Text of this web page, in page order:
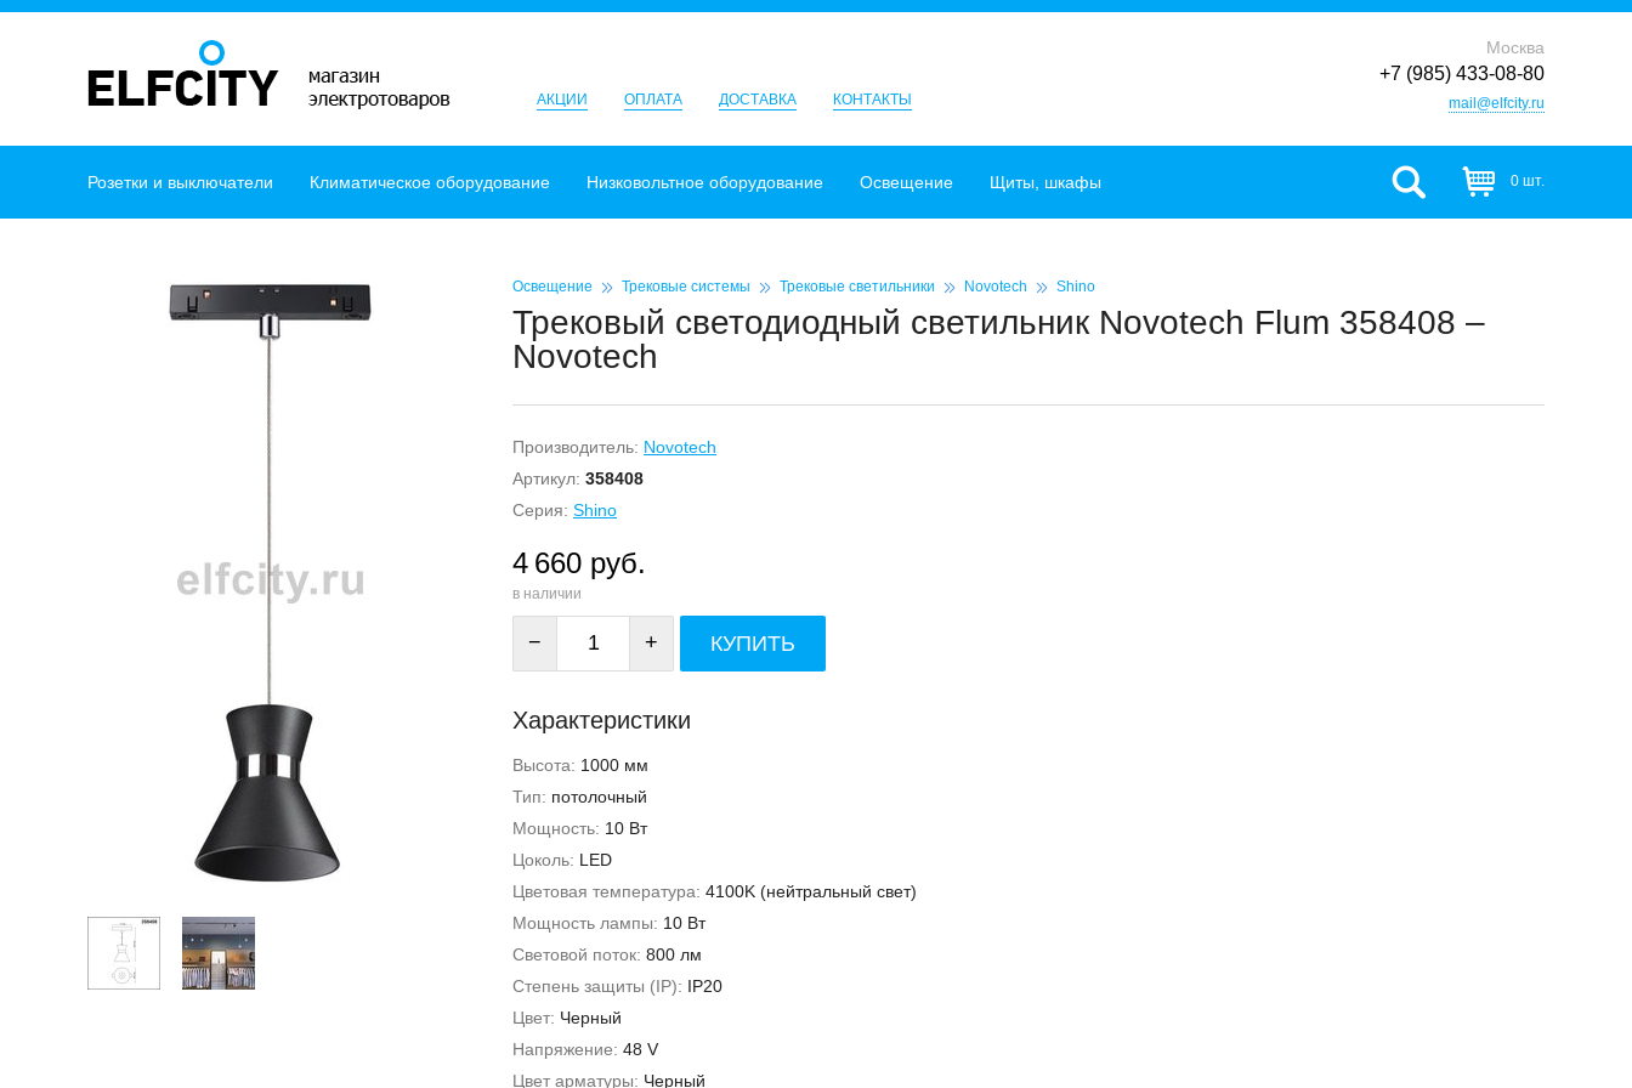
АКЦИИ ОПЛАТА ДОСТАВКА КОНТАКТЫ
Москва
+7 (985) 433-08-80
mail@elfcity.ru
Розетки и выключатели Климатическое оборудование Низковольтное оборудование Освещение Щиты, шкафы 0 шт.
Освещение Трековые системы Трековые светильники Novotech Shino
Трековый светодиодный светильник Novotech Flum 358408 –
Novotech
Производитель: Novotech
Артикул: 358408
Серия: Shino
4 660 руб.
в наличии
− + КУПИТЬ
Характеристики
Высота: 1000 мм
Тип: потолочный
Мощность: 10 Вт
Цоколь: LED
Цветовая температура: 4100K (нейтральный свет)
Мощность лампы: 10 Вт
Световой поток: 800 лм
Степень защиты (IP): IP20
Цвет: Черный
Напряжение: 48 V
Цвет арматуры: Черный